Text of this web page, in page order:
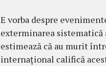
E vorba despre
exterminarea
estimează că au murit
internațional califică